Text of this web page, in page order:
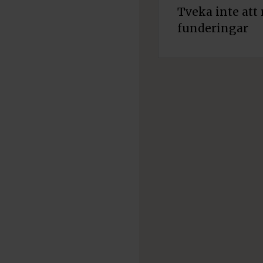
Tveka inte att
funderingar